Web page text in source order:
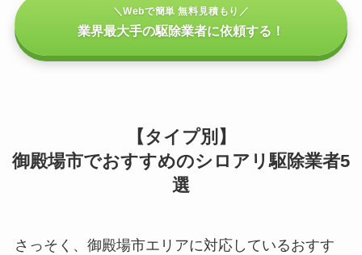
＼Webで簡単 無料見積もり／
業界最大手の駆除業者に依頼する！
【タイプ別】
御殿場市でおすすめのシロアリ駆除業者5
選
さっそく、御殿場市エリアに対応しているおすす